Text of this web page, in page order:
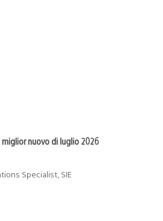
miglior nuovo di luglio 2026
Specialist, SIE